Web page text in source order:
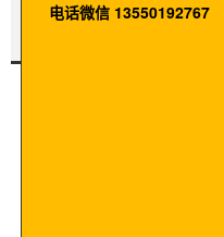
电话微信 13550192767